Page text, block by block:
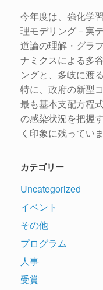
今年度は、強化学
理モデリング－実
道論の理解・グラ
ナミクスによる多
ングと、多岐に渡
特に、政府の新型
最も基本支配方程
の感染状況を把握
く印象に残っていま
カテゴリー
Uncategorized
イベント
その他
プログラム
人事
受賞